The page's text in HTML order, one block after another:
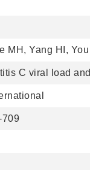
MH, Yang HI,
C viral load
709